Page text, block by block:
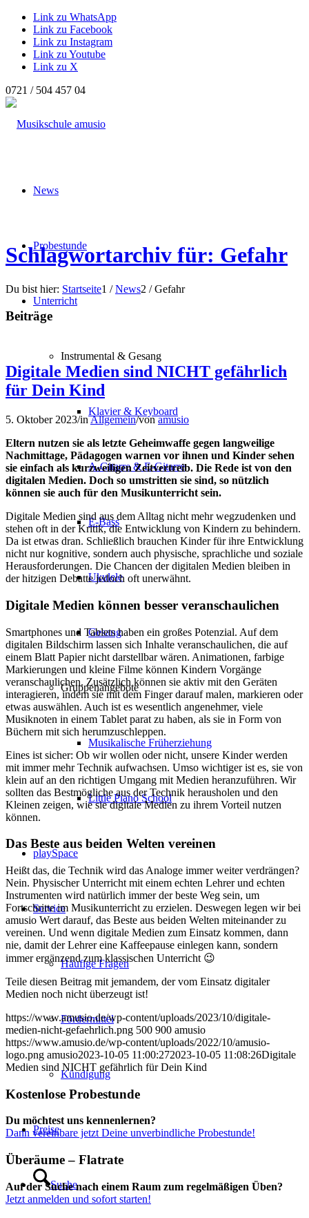
Link zu WhatsApp
Link zu Facebook
Link zu Instagram
Link zu Youtube
Link zu X
0721 / 504 457 04
News
Probestunde
Unterricht
Instrumental & Gesang
Klavier & Keyboard
A-Gitarre & E-Gitarre
E-Bass
Ukulele
Gesang
Gruppenangebote
Musikalische Früherziehung
Little Piano School
playSpace
Service
Häufige Fragen
Fördermittel
Kündigung
Preise
Suche
Schlagwortarchiv für: Gefahr
Du bist hier: Startseite1 / News2 / Gefahr
Beiträge
Digitale Medien sind NICHT gefährlich
für Dein Kind
5. Oktober 2023/inAllgemein/vonamusio
Eltern nutzen sie als letzte Geheimwaffe gegen langweilige
Nachmittage, Pädagogen warnen vor ihnen und Kinder sehen
sie einfach als kurzweiligen Zeitvertreib. Die Rede ist von den
digitalen Medien. Doch so umstritten sie sind, so nützlich
können sie auch für den Musikunterricht sein.
Digitale Medien sind aus dem Alltag nicht mehr wegzudenken und
stehen oft in der Kritik, die Entwicklung von Kindern zu behindern.
Da ist etwas dran. Schließlich brauchen Kinder für ihre Entwicklung
nicht nur kognitive, sondern auch physische, sprachliche und soziale
Herausforderungen. Die Chancen der digitalen Medien bleiben in
der hitzigen Debatte jedoch oft unerwähnt.
Digitale Medien können besser veranschaulichen
Smartphones und Tablets haben ein großes Potenzial. Auf dem
digitalen Bildschirm lassen sich Inhalte veranschaulichen, die auf
einem Blatt Papier nicht darstellbar wären. Animationen, farbige
Markierungen und kleine Filme können Kindern Vorgänge
veranschaulichen. Zusätzlich können sie aktiv mit den Geräten
interagieren, indem sie mit dem Finger darauf malen, markieren oder
etwas auswählen. Auch ist es wesentlich angenehmer, viele
Musiknoten in einem Tablet parat zu haben, als sie in Form von
Büchern mit sich herumzuschleppen.
Eines ist sicher: Ob wir wollen oder nicht, unsere Kinder werden
mit immer mehr Technik aufwachsen. Umso wichtiger ist es, sie von
klein auf an den richtigen Umgang mit Medien heranzuführen. Wir
sollten das Bestmögliche aus der Technik herausholen und den
Kleinen zeigen, wie sie digitale Medien zu ihrem Vorteil nutzen
können.
Das Beste aus beiden Welten vereinen
Heißt das, die Technik wird das Analoge immer weiter verdrängen?
Nein. Physischer Unterricht mit einem echten Lehrer und echten
Instrumenten wird natürlich immer der beste Weg sein, um
Fortschritte im Musikunterricht zu erzielen. Deswegen legen wir bei
amusio Wert darauf, das Beste aus beiden Welten miteinander zu
vereinen. Und wenn digitale Medien zum Einsatz kommen, dann
nie, damit der Lehrer eine Kaffeepause einlegen kann, sondern
immer ergänzend zum klassischen Unterricht 😉
Teile diesen Beitrag mit jemandem, der vom Einsatz digitaler
Medien noch nicht überzeugt ist!
https://www.amusio.de/wp-content/uploads/2023/10/digitale-
medien-nicht-gefaehrlich.png 500 900 amusio
https://www.amusio.de/wp-content/uploads/2022/10/amusio-
logo.png amusio2023-10-05 11:00:272023-10-05 11:08:26Digitale
Medien sind NICHT gefährlich für Dein Kind
Kostenlose Probestunde
Du möchtest uns kennenlernen?
Dann vereinbare jetzt Deine unverbindliche Probestunde!
Überäume – Flatrate
Auf der Suche nach einem Raum zum regelmäßigen Üben?
Jetzt anmelden und sofort starten!